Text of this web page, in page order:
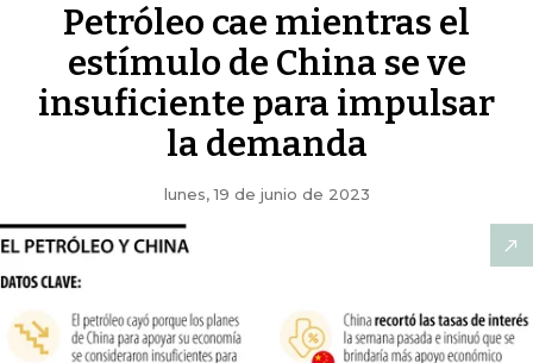
Petróleo cae mientras el
estímulo de China se ve
insuficiente para impulsar
la demanda
lunes, 19 de junio de 2023